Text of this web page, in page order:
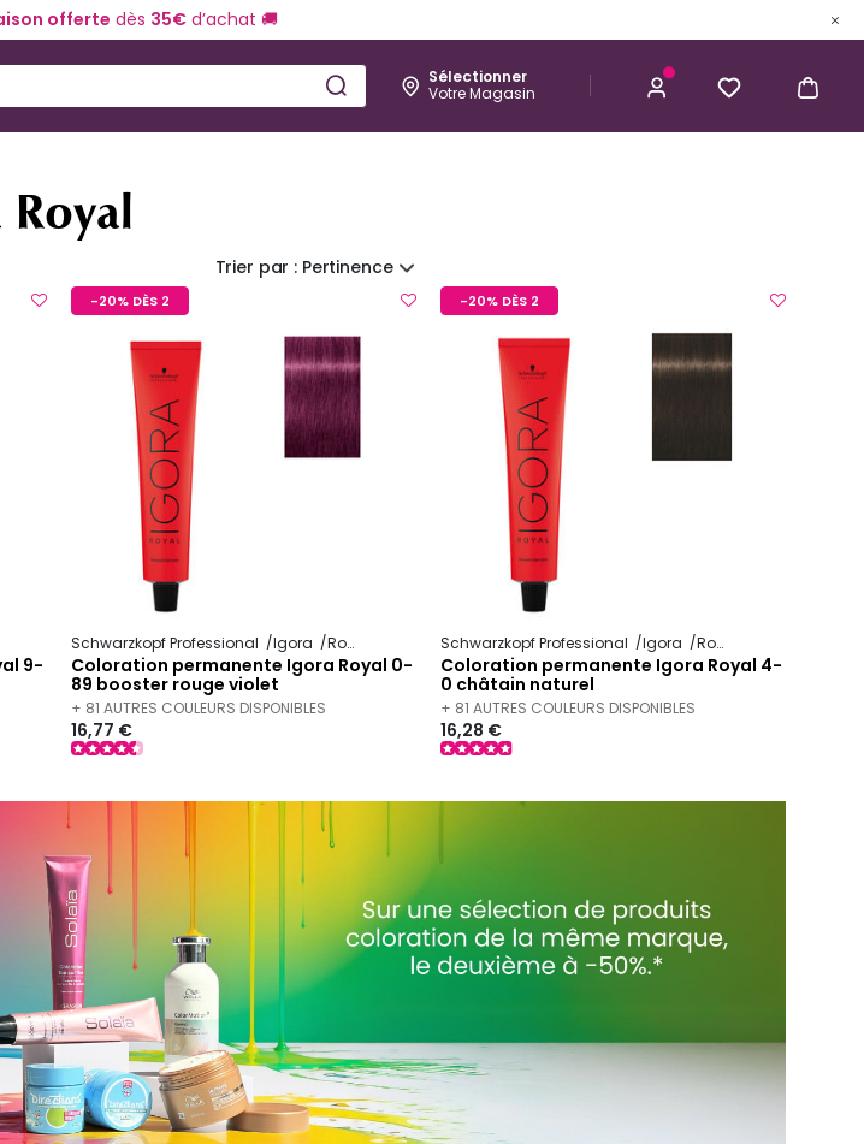
offerte dès 35€d’achat 🚚
Sélectionner
Votre Magasin
Trier par : Pertinence
9-
-20% DÈS 2
Schwarzkopf Professional Igora Royal
Coloration permanente Igora Royal 0-
89 booster rouge violet
+ 81 AUTRES COULEURS DISPONIBLES
16,77 €
-20% DÈS 2
Schwarzkopf Professional Igora Royal
Coloration permanente Igora Royal 4-
0 châtain naturel
+ 81 AUTRES COULEURS DISPONIBLES
16,28 €